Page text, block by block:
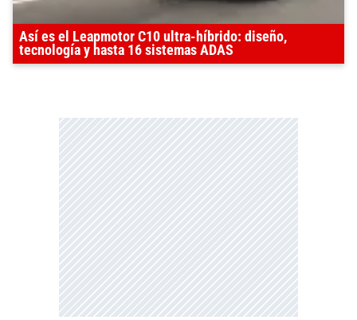
Así es el Leapmotor C10 ultra-híbrido: diseño,
tecnología y hasta 16 sistemas ADAS